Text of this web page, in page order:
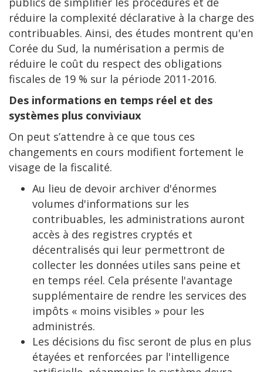
réduire la complexité déclarative à la charge des
contribuables. Ainsi, des études montrent qu'en
Corée du Sud, la numérisation a permis de
réduire le coût du respect des obligations
fiscales de 19 % sur la période 2011-2016.
Des informations en temps réel et des
systèmes plus conviviaux
On peut s’attendre à ce que tous ces
changements en cours modifient fortement le
visage de la fiscalité.
Au lieu de devoir archiver d'énormes
volumes d'informations sur les
contribuables, les administrations auront
accès à des registres cryptés et
décentralisés qui leur permettront de
collecter les données utiles sans peine et
en temps réel. Cela présente l'avantage
supplémentaire de rendre les services des
impôts « moins visibles » pour les
administrés.
Les décisions du fisc seront de plus en plus
étayées et renforcées par l'intelligence